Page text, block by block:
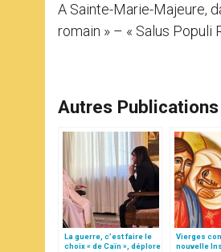
A Sainte-Marie-Majeure,
romain » – « Salus Populi
Autres Publications
La guerre, c’est faire le
choix « de Caïn », déplore
Vierges
nouvelle